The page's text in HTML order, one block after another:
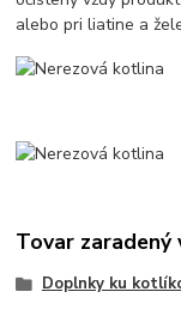
alebo pri liatine a
Tovar zaradený
Doplnky ku